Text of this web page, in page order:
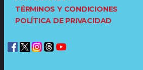
TÉRMINOS Y CONDICIONES
POLÍTICA DE PRIVACIDAD